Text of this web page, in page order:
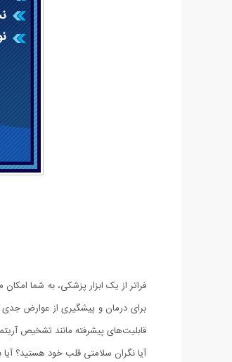
فراتر از یک ابزار پزشکی، به شما
برای درمان و پیشگیری از عوارض جدی
قابلیت‌های پیشرفته مانند تشخیص